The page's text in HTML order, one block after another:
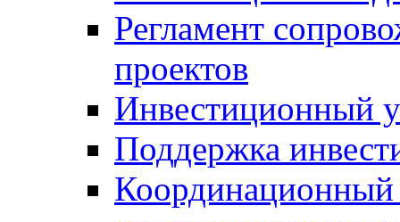
Регламент
проектов
Инвестиционный
Поддержка
Координационный